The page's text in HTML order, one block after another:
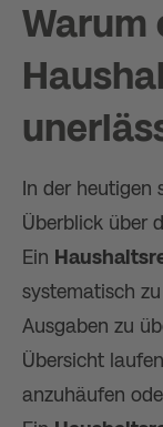
Warum
In der heutigen
Überblick über
Ein
systematisch
Ausgaben zu
Übersicht
anzuhäufen